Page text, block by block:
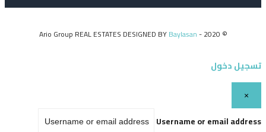
© 2020 - Ario Group REAL ESTATES DESIGNED BY
Baylasan
تسجيل دخول
×
Username or email address